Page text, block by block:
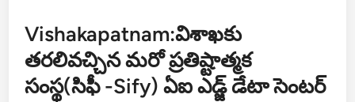
Vishakapatnam:విశాఖకు
తరలివచ్చిన మరో ప్రతిష్టాత్మక
సంస్థ(సిఫీ -Sify) ఏఐ ఎడ్జ్ డేటా సెంటర్